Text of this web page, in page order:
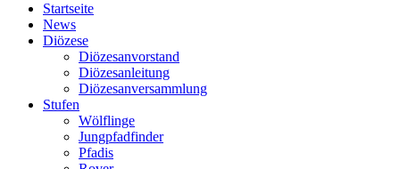
Startseite
News
Diözese
Diözesanvorstand
Diözesanleitung
Diözesanversammlung
Stufen
Wölflinge
Jungpfadfinder
Pfadis